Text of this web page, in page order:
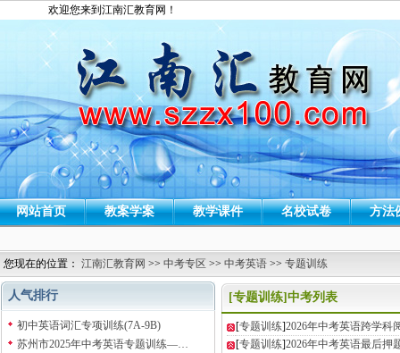
欢迎您来到江南汇教育网！
网站首页 教案学案 教学课件 名校试卷 方法
您现在的位置： 江南汇教育网 >> 中考专区 >> 中考英语 >> 专题训练
人气排行
初中英语词汇专项训练(7A-9B)
苏州市2025年中考英语专题训练—…
[专题训练]中考列表
[专题训练]2026年中考英语跨学科
[专题训练]2026年中考英语最后押